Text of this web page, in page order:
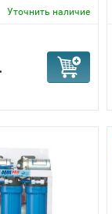
Уточнить наличие